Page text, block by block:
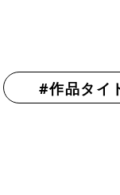
#作品タイ